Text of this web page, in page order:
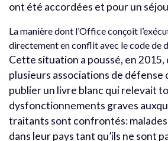
ont été accordées et pour un
La manière dont l’Office conçoit
directement en conflit avec le code de
Cette situation a poussé, en 2015,
plusieurs associations de défense
publier un livre blanc qui relevait
dysfonctionnements graves
traitants sont confrontés:
dans leur pays tant qu’ils ne sont